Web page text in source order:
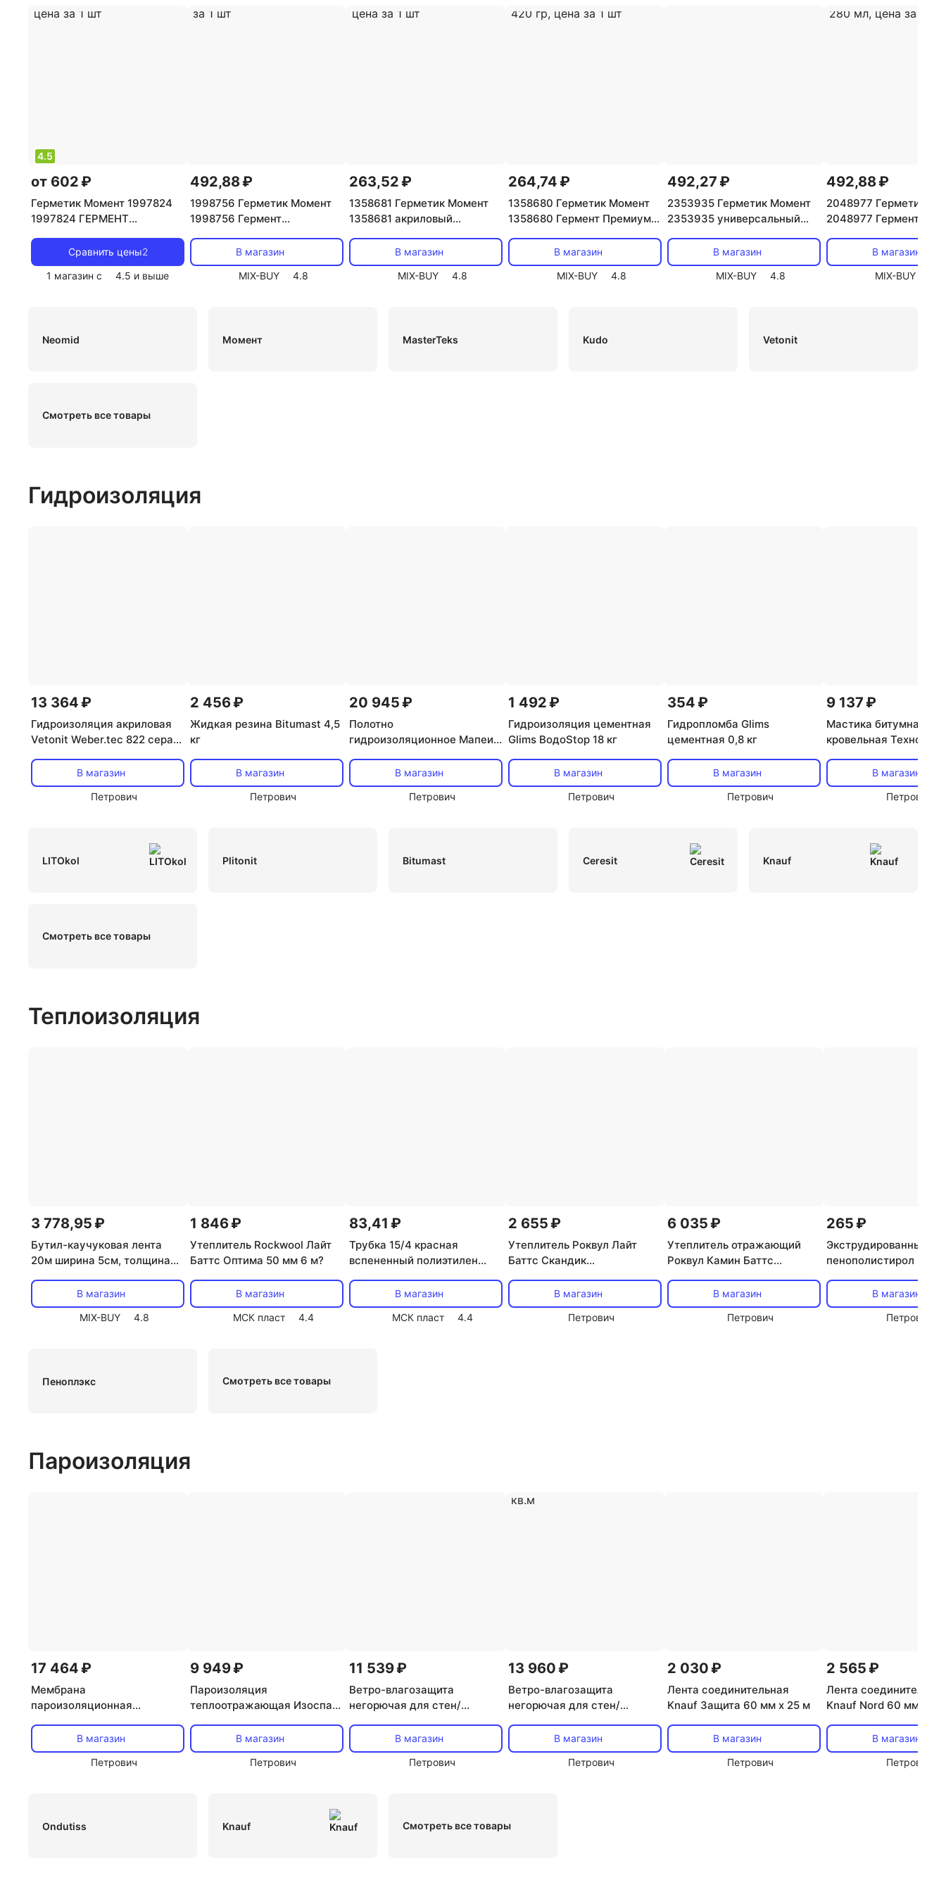
4.5
от 602 ₽
Герметик Момент 1997824
1997824 ГЕРМЕНТ
280 мл, цена за 1 шт
Сравнить цены2
1 магазин с
4.5 и выше
492,88 ₽
1998756 Герметик Момент
1998756 Гермент
прозрачный 280 мл, цена за
1 шт
В магазин
MIX-BUY
4.8
263,52 ₽
1358681 Герметик Момент
1358681 акриловый
В магазин
MIX-BUY
4.8
264,74 ₽
1358680 Герметик Момент
1358680 Гермент Премиум
белый 420 гр, цена за 1 шт
В магазин
MIX-BUY
4.8
492,27 ₽
2353935 Герметик Момент
2353935 универсальный
В магазин
MIX-BUY
4.8
492,88 ₽
2048977 Герметик
2048977 Гермент
универсальный
мл, цена за 1 шт
В магазин
MIX-BUY
Neomid Момент MasterTeks Kudo Vetonit
Смотреть все товары
Гидроизоляция
13 364 ₽
Гидроизоляция акриловая
Vetonit Weber.tec 822 серая
В магазин
Петрович
2 456 ₽
Жидкая резина Bitumast 4,5
кг
В магазин
Петрович
20 945 ₽
Полотно
гидроизоляционное Мапеи
В магазин
Петрович
1 492 ₽
Гидроизоляция цементная
Glims ВодоStop 18 кг
В магазин
Петрович
354 ₽
Гидропломба Glims
цементная 0,8 кг
В магазин
Петрович
9 137 ₽
Мастика битумная
кровельная
В магазин
Петрович
LITOkol Plitonit Bitumast Ceresit Knauf
Смотреть все товары
Теплоизоляция
3 778,95 ₽
Бутил-каучуковая лента
20м ширина 5см, толщина
В магазин
MIX-BUY
4.8
1 846 ₽
Утеплитель Rockwool Лайт
Баттс Оптима 50 мм 6 м?
В магазин
МСК пласт
4.4
83,41 ₽
Трубка 15/4 красная
вспененный полиэтилен
В магазин
МСК пласт
4.4
2 655 ₽
Утеплитель Роквул Лайт
Баттс Скандик
В магазин
Петрович
6 035 ₽
Утеплитель отражающий
Роквул Камин Баттс
В магазин
Петрович
265 ₽
Экструдированный
пенополистирол
В магазин
Петрович
Пеноплэкс Смотреть все товары
Пароизоляция
17 464 ₽
Мембрана
пароизоляционная
500 50х1,08 м
В магазин
Петрович
9 949 ₽
Пароизоляция
теплоотражающая Изоспан
В магазин
Петрович
11 539 ₽
Ветро-влагозащита
негорючая для стен/
м2 70 кв.мВ магазин
Петрович
13 960 ₽
Ветро-влагозащита
негорючая для стен/
Проф 200 г/м2 70 кв.м
В магазин
Петрович
2 030 ₽
Лента соединительная
Knauf Защита 60 мм х 25 м
В магазин
Петрович
2 565 ₽
Лента
Knauf Nord 60 мм х
В магазин
Петрович
Ondutiss Knauf Смотреть все товары